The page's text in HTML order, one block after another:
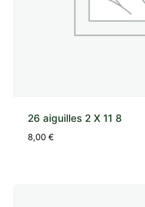
26 aiguilles 2 X 11 8
8,00€